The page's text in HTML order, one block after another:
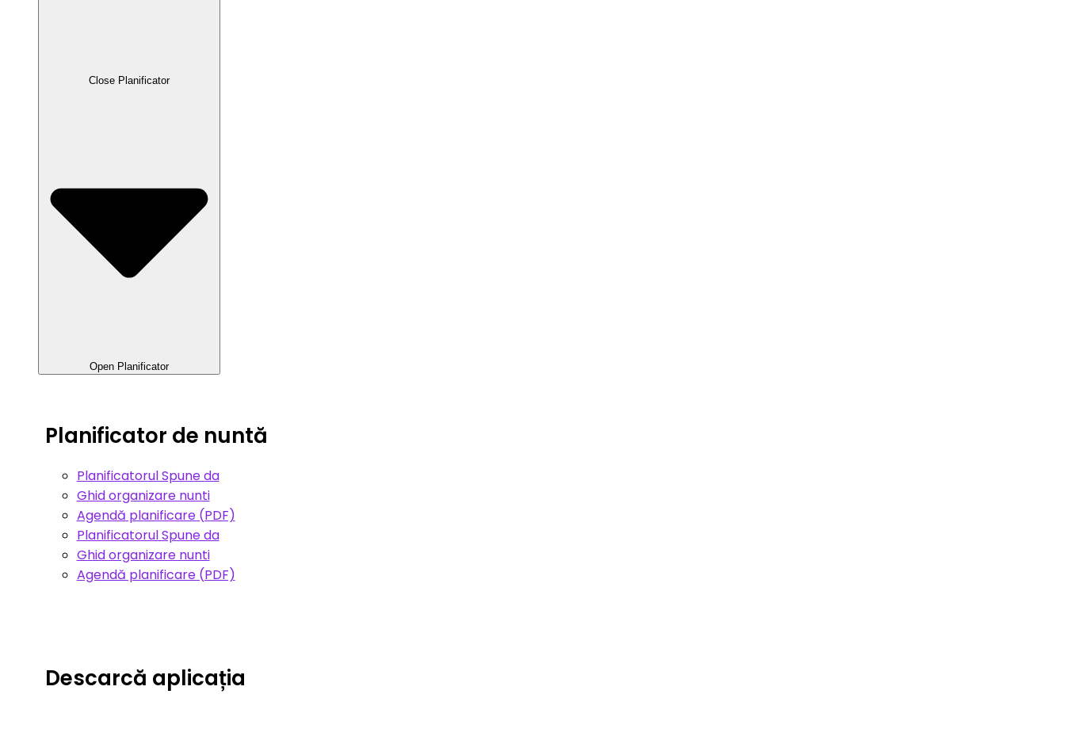
Close Planificator
Open Planificator
Planificator de nuntă
Planificatorul Spune da
Ghid organizare nunti
Agendă planificare (PDF)
Planificatorul Spune da
Ghid organizare nunti
Agendă planificare (PDF)
Descarcă aplicația